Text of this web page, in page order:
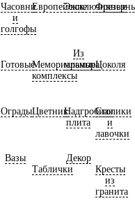
Часовни
и
голгофы
ЕвропейскиеЭксклюзивные
ГотовыеМемориальные
комплексы
Из
мрамораЦоколя
ОградыЦветникНадгробная
плита
Столики
и
лавочки
Вазы
Таблички
Декор
Кресты
из
гранита